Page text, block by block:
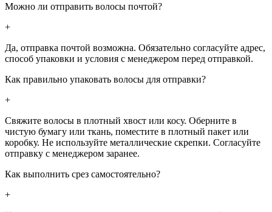
Можно ли отправить волосы почтой?
+
Да, отправка почтой возможна. Обязательно согласуйте адрес,
способ упаковки и условия с менеджером перед отправкой.
Как правильно упаковать волосы для отправки?
+
Свяжите волосы в плотный хвост или косу. Оберните в
чистую бумагу или ткань, поместите в плотный пакет или
коробку. Не используйте металлические скрепки. Согласуйте
отправку с менеджером заранее.
Как выполнить срез самостоятельно?
+